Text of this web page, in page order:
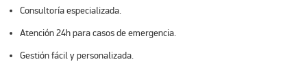
Consultoría especializada.​
Atención 24h para casos de emergencia.​
Gestión fácil y personalizada.